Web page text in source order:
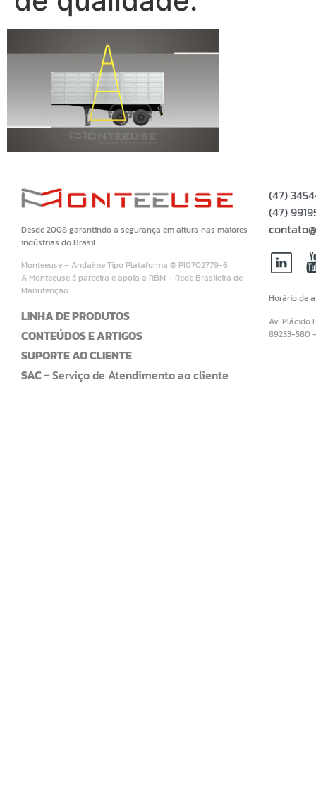
Desde 2008 garantindo a segurança em altura nas maiores
indústrias do Brasil.
Monteeuse – Andaime Tipo Plataforma ® PI0702779-6
A Monteeuse é parceira e apoia a RBM – Rede Brasileira de
Manutenção.
LINHA DE PRODUTOS
CONTEÚDOS E ARTIGOS
SUPORTE AO CLIENTE
SAC –Serviço de Atendimento ao cliente
(47)
(47)
Horário de
Av. Plácido
89233-580